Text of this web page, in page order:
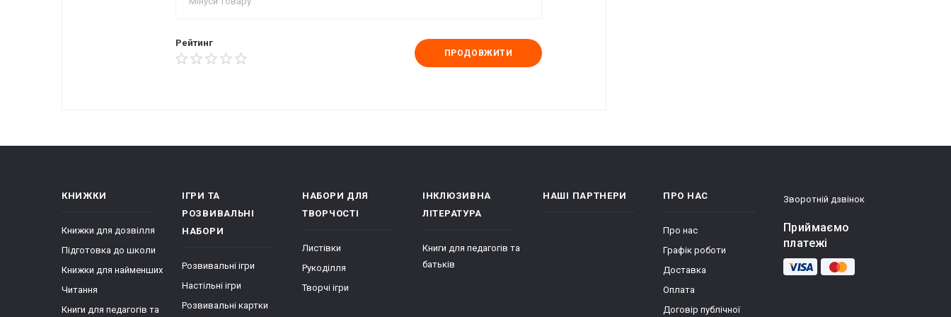
Рейтинг
ПРОДОВЖИТИ
КНИЖКИ
Книжки для дозвілля
Підготовка до школи
Книжки для найменших
Читання
Книги для педагогів та
ІГРИ ТА
РОЗВИВАЛЬНІ
НАБОРИ
Розвивальні ігри
Настільні ігри
Розвивальні картки
НАБОРИ ДЛЯ
ТВОРЧОСТІ
Листівки
Рукоділля
Творчі ігри
ІНКЛЮЗИВНА
ЛІТЕРАТУРА
Книги для педагогів та
батьків
НАШІ ПАРТНЕРИ ПРО НАС
Про нас
Графік роботи
Доставка
Оплата
Договір публічної
Зворотній дзвінок
Приймаємо
платежі